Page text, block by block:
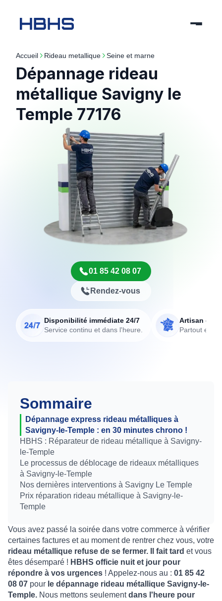
Accueil rideau metallique seine et marne
Dépannage rideau
métallique Savigny le
Temple 77176
01 85 42 08 07
Rendez-vous
Disponibilité immédiate 24/7
Service continu et dans l'heure.
Artisan de
Partout en
Sommaire
Dépannage express rideau métalliques à
Savigny-le-Temple : en 30 minutes chrono !
HBHS : Réparateur de rideau métallique à Savigny-
le-Temple
Le processus de déblocage de rideaux métalliques
à Savigny-le-Temple
Nos dernières interventions à Savigny Le Temple
Prix réparation rideau métallique à Savigny-le-
Temple
Vous avez passé la soirée dans votre commerce à vérifier
certaines factures et au moment de rentrer chez vous, votre
rideau métallique refuse de se fermer.
Il fait tard et vous
êtes désemparé ! HBHS officie nuit et jour pour
répondre à vos urgences ! Appelez-nous au : 01 85 42
08 07 pour le dépannage rideau métallique Savigny-le-
Temple. Nous mettons seulementdans l'heure pour